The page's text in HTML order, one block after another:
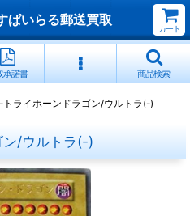
ぱいらる郵送買取
カート
承諾書 商品検索
ライホーンドラゴン/ウルトラ(-)
/ウルトラ(-)